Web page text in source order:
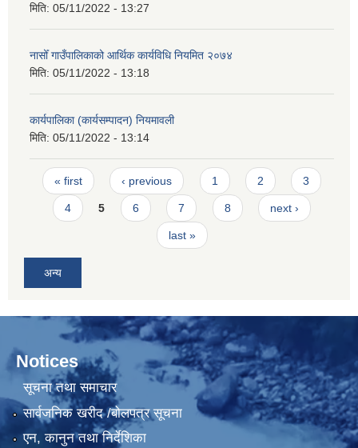
मिति: 05/11/2022 - 13:27
नासोँ गाउँपालिकाको आर्थिक कार्यविधि नियमित २०७४
मिति: 05/11/2022 - 13:18
कार्यपालिका (कार्यसम्पादन) नियमावली
मिति: 05/11/2022 - 13:14
Pages
« first ‹ previous 1 2 3
4 5 6 7 8 next ›
last »
अन्य
Notices
सूचना तथा समाचार
सार्वजनिक खरीद /बोलपत्र सूचना
एन, कानुन तथा निर्देशिका